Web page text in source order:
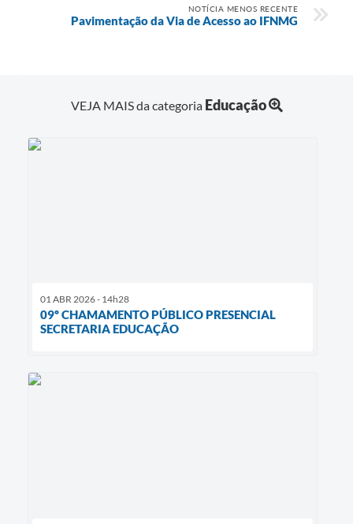
NOTÍCIA MENOS RECENTE
Pavimentação da Via de Acesso ao IFNMG
VEJA MAIS da categoria Educação
01 ABR 2026 - 14h28
09º CHAMAMENTO PÚBLICO PRESENCIAL
SECRETARIA EDUCAÇÃO